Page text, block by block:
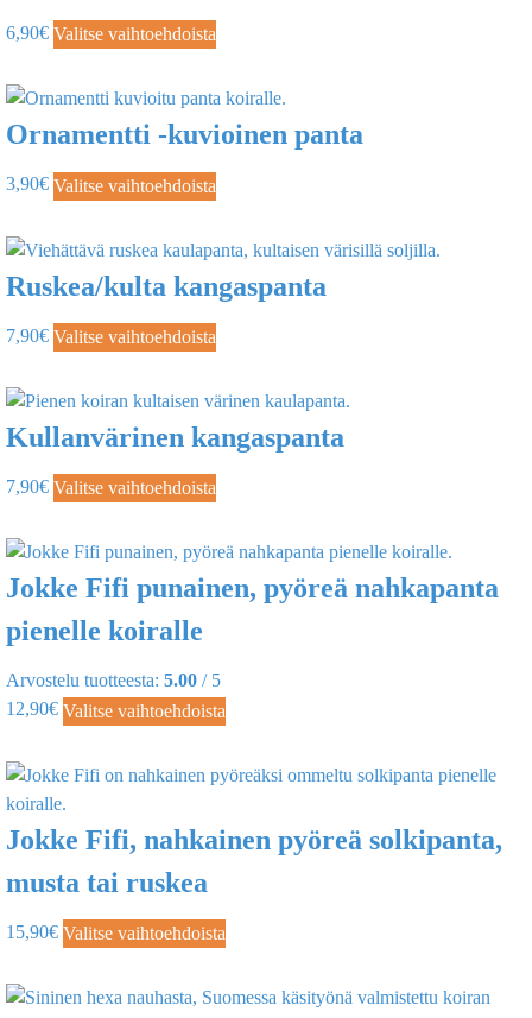
6,90€ Valitse vaihtoehdoista
Ornamentti -kuvioinen panta
3,90€ Valitse vaihtoehdoista
Ruskea/kulta kangaspanta
7,90€ Valitse vaihtoehdoista
Kullanvärinen kangaspanta
7,90€ Valitse vaihtoehdoista
Jokke Fifi punainen, pyöreä nahkapanta
pienelle koiralle
Arvostelu tuotteesta: 5.00 / 5
12,90€ Valitse vaihtoehdoista
Jokke Fifi, nahkainen pyöreä solkipanta,
musta tai ruskea
15,90€ Valitse vaihtoehdoista